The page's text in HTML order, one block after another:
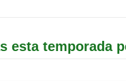
esta temporada